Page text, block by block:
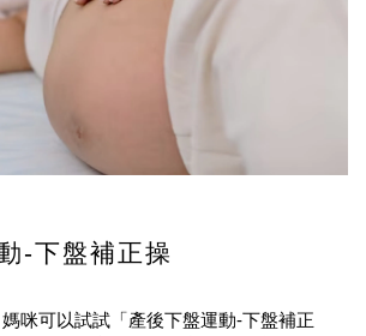
-下盤補正操
咪可以試試「產後下盤運動-下盤補正